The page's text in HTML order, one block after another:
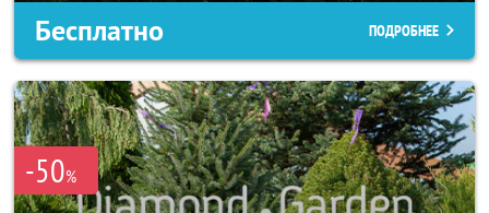
Бесплатно ПОДРОБНЕЕ
-50%